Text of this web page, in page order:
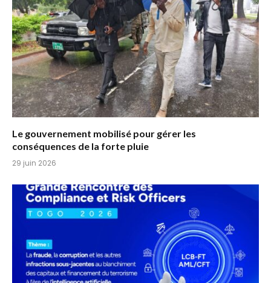
Le gouvernement mobilisé pour gérer les
conséquences de la forte pluie
29 juin 2026